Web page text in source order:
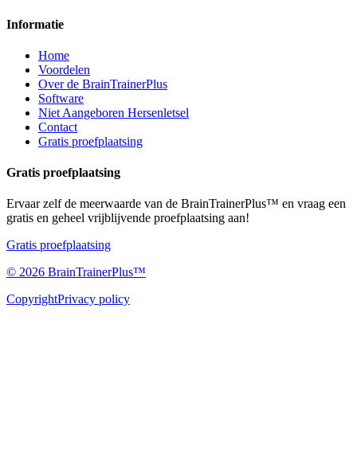
Informatie
Home
Voordelen
Over de BrainTrainerPlus
Software
Niet Aangeboren Hersenletsel
Contact
Gratis proefplaatsing
Gratis proefplaatsing
Ervaar zelf de meerwaarde van de BrainTrainerPlus™ en vraag een
gratis en geheel vrijblijvende proefplaatsing aan!
Gratis proefplaatsing
© 2026 BrainTrainerPlus™
CopyrightPrivacy policy